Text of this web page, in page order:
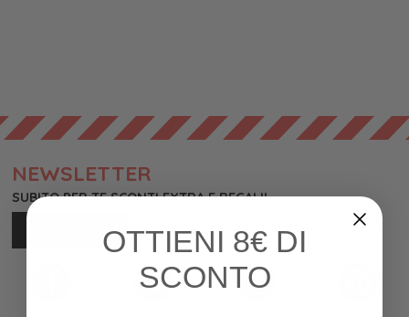
NEWSLETTER
SUBITO PER TE SCONTI EXTRA E REGALI!
OTTIENI 8€ DI
SCONTO